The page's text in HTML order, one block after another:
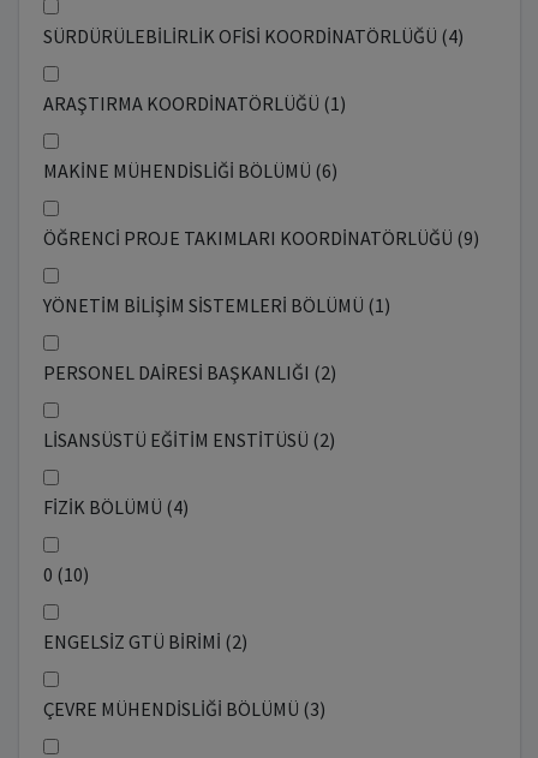
SÜRDÜRÜLEBİLİRLİK OFİSİ KOORDİNATÖRLÜĞÜ (4)
ARAŞTIRMA KOORDİNATÖRLÜĞÜ (1)
MAKİNE MÜHENDİSLİĞİ BÖLÜMÜ (6)
ÖĞRENCİ PROJE TAKIMLARI KOORDİNATÖRLÜĞÜ (9)
YÖNETİM BİLİŞİM SİSTEMLERİ BÖLÜMÜ (1)
PERSONEL DAİRESİ BAŞKANLIĞI (2)
LİSANSÜSTÜ EĞİTİM ENSTİTÜSÜ (2)
FİZİK BÖLÜMÜ (4)
0 (10)
ENGELSİZ GTÜ BİRİMİ (2)
ÇEVRE MÜHENDİSLİĞİ BÖLÜMÜ (3)